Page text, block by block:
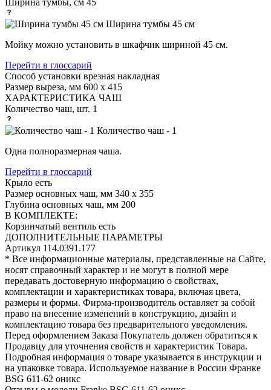
Ширина тумбы 45 см
Мойку можно установить в шкафчик шириной 45 см.
Перейти в глоссарий
Способ установки врезная накладная
Размер выреза, мм 600 х 415
ХАРАКТЕРИСТИКА ЧАШ
Количество чаш, шт. 1
Количество чаш - 1
Одна полноразмерная чаша.
Перейти в глоссарий
Крыло есть
Размер основных чаш, мм 340 х 355
Глубина основных чаш, мм 200
В КОМПЛЕКТЕ:
Корзинчатый вентиль есть
ДОПОЛНИТЕЛЬНЫЕ ПАРАМЕТРЫ
Артикул 114.0391.177
* Все информационные материалы, представленные на Сайте,
носят справочный характер и не могут в полной мере
передавать достоверную информацию о свойствах,
комплектации и характеристиках товара, включая цвета,
размеры и формы. Фирма-производитель оставляет за собой
право на внесение изменений в конструкцию, дизайн и
комплектацию товара без предварительного уведомления.
Перед оформлением Заказа Покупатель должен обратиться к
Продавцу для уточнения свойств и характеристик Товара.
Подробная информация о товаре указывается в инструкции и
на упаковке товара. Используемое название в России Франке
BSG 611-62 оникс